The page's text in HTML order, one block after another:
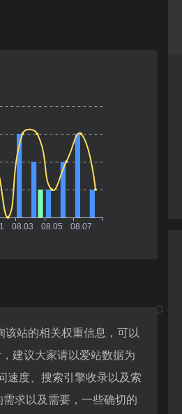
站的相关权重信息，可以
建议大家请以爱站数据为
度、搜索引擎收录以及索
求以及需要，一些确切的